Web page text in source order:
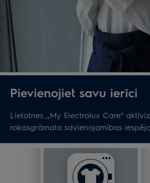
Pievienojiet savu ierīci
Lietotnes ,,My Electrolux Care“
rokasgrāmata savienojamības